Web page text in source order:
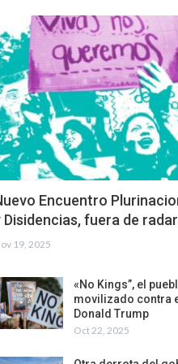
Encuentro
Disidencias, fuera de
19, 2025
«No Kings”, el
movilizado contra
Donald Trump
Oct 22, 2025